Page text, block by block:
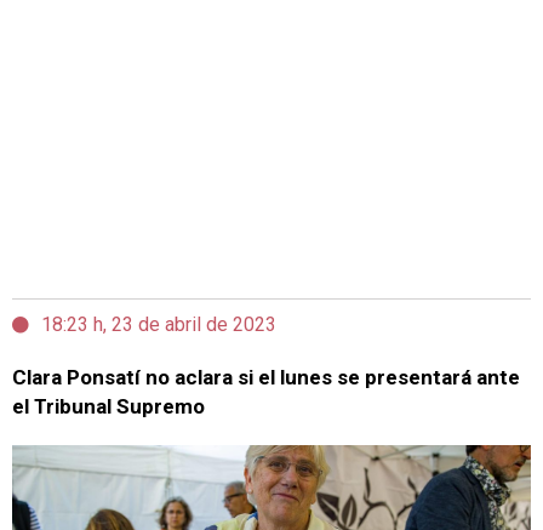
18:23 h, 23 de abril de 2023
Clara Ponsatí no aclara si el lunes se presentará ante
el Tribunal Supremo